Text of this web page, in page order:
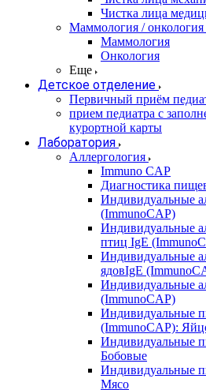
Чистка лица
Маммология / онкология
Маммология
Онкология
Еще
Детское отделение
Первичный приём
прием педиатра с
курортной карты
Лаборатория
Аллергология
Immuno CAP
Диагностика
Индивидуальные
(ImmunoCAP)
Индивидуальные
птиц IgE
Индивидуальные
ядовIgE
Индивидуальные
(ImmunoCAP)
Индивидуальные
(ImmunoCAP):
Индивидуальные
Бобовые
Индивидуальные
Мясо